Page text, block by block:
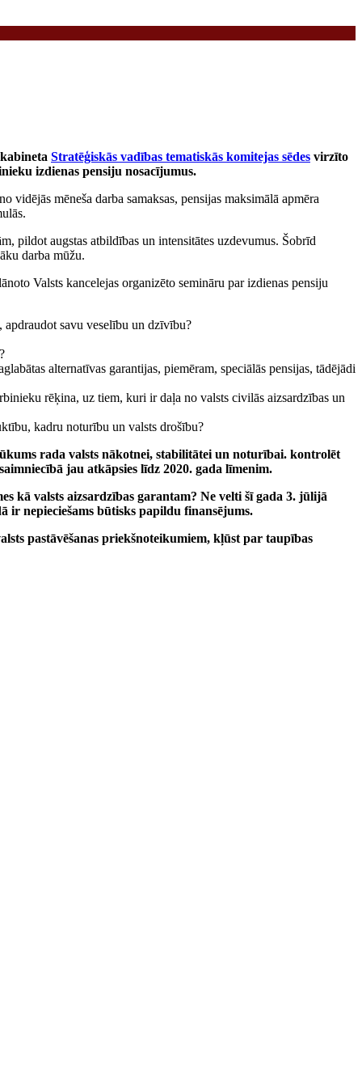
Stratēģiskās vadības tematiskās komitejas sēdes virzīto
izdienas pensiju nosacījumus.
mēneša darba samaksas, pensijas maksimālā apmēra
pildot augstas atbildības un intensitātes uzdevumus. Šobrīd
darba mūžu.
Valsts kancelejas organizēto semināru par izdienas pensiju
savu veselību un dzīvību?
alternatīvas garantijas, piemēram, speciālās pensijas, tādējādi
rēķina, uz tiem, kuri ir daļa no valsts civilās aizsardzības un
kadru noturību un valsts drošību?
rada valsts nākotnei, stabilitātei un noturībai. kontrolēt
jau atkāpsies līdz 2020. gada līmenim.
kā valsts aizsardzības garantam? Ne velti šī gada 3. jūlijā
ir nepieciešams būtisks papildu finansējums.
pastāvēšanas priekšnoteikumiem, kļūst par taupības